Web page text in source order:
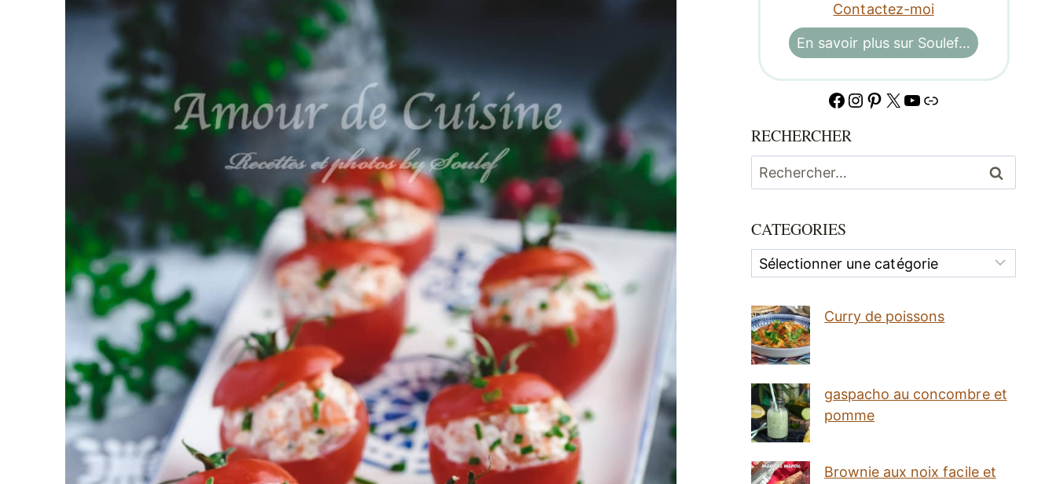
Contactez-moi
En savoir plus sur Soulef…
Facebook
Instagram
Pinterest
X YouTube
Lien
RECHERCHER
Rechercher :
CATEGORIES
Categories
Curry de poissons
gaspacho au concombre et
pomme
Brownie aux noix facile et